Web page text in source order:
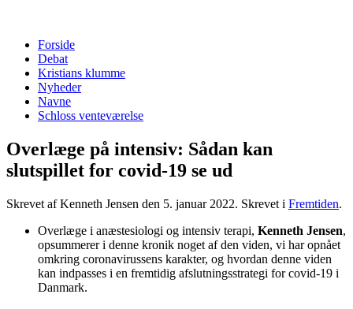
Forside
Debat
Kristians klumme
Nyheder
Navne
Schloss venteværelse
Overlæge på intensiv: Sådan kan
slutspillet for covid-19 se ud
Skrevet af Kenneth Jensen den 5. januar 2022. Skrevet i Fremtiden.
Overlæge i anæstesiologi og intensiv terapi, Kenneth Jensen,
opsummerer i denne kronik noget af den viden, vi har opnået
omkring coronavirussens karakter, og hvordan denne viden
kan indpasses i en fremtidig afslutningsstrategi for covid-19 i
Danmark.